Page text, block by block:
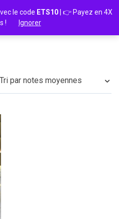
Tri par notes moyennes
le code ETS10 | 👉 Payez en 4X
!
Ignorer